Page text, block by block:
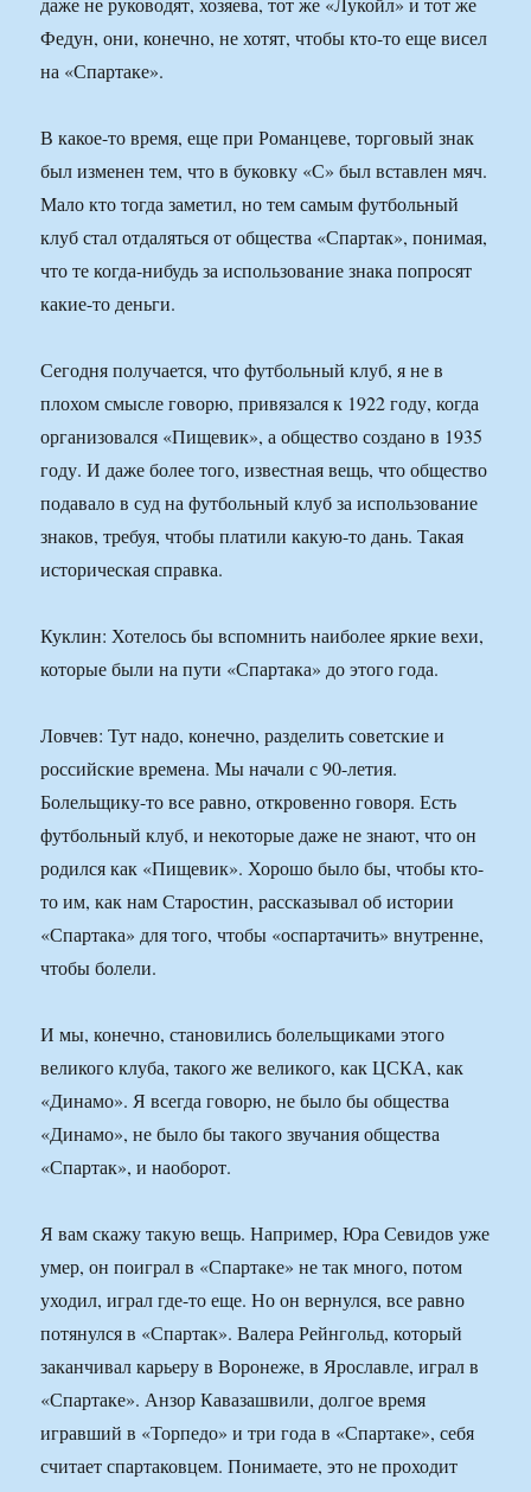
Федун, они, конечно, не хотят, чтобы кто-то еще висел
на «Спартаке».
В какое-то время, еще при Романцеве, торговый знак
был изменен тем, что в буковку «С» был вставлен мяч.
Мало кто тогда заметил, но тем самым футбольный
клуб стал отдаляться от общества «Спартак», понимая,
что те когда-нибудь за использование знака попросят
какие-то деньги.
Сегодня получается, что футбольный клуб, я не в
плохом смысле говорю, привязался к 1922 году, когда
организовался «Пищевик», а общество создано в 1935
году. И даже более того, известная вещь, что общество
подавало в суд на футбольный клуб за использование
знаков, требуя, чтобы платили какую-то дань. Такая
историческая справка.
Куклин: Хотелось бы вспомнить наиболее яркие вехи,
которые были на пути «Спартака» до этого года.
Ловчев: Тут надо, конечно, разделить советские и
российские времена. Мы начали с 90-летия.
Болельщику-то все равно, откровенно говоря. Есть
футбольный клуб, и некоторые даже не знают, что он
родился как «Пищевик». Хорошо было бы, чтобы кто-
то им, как нам Старостин, рассказывал об истории
«Спартака» для того, чтобы «оспартачить» внутренне,
чтобы болели.
И мы, конечно, становились болельщиками этого
великого клуба, такого же великого, как ЦСКА, как
«Динамо». Я всегда говорю, не было бы общества
«Динамо», не было бы такого звучания общества
«Спартак», и наоборот.
Я вам скажу такую вещь. Например, Юра Севидов уже
умер, он поиграл в «Спартаке» не так много, потом
уходил, играл где-то еще. Но он вернулся, все равно
потянулся в «Спартак». Валера Рейнгольд, который
заканчивал карьеру в Воронеже, в Ярославле, играл в
«Спартаке». Анзор Кавазашвили, долгое время
игравший в «Торпедо» и три года в «Спартаке», себя
считает спартаковцем. Понимаете, это не проходит